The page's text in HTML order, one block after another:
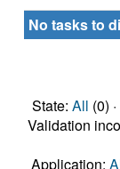
No tasks to
State: All (0) ·
Validation
Application: